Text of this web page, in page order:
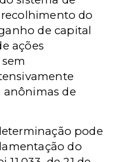
do
de capital
ações
anônimas de
pode
do